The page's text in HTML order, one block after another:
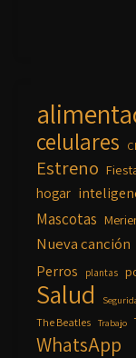
celulares
Estreno
hogar
Mascotas
Nueva canción
Perros plantas
Salud
The Beatles Trabajo
WhatsApp